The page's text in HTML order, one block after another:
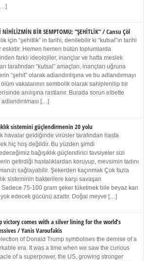
NİHİLİZMİN BİR SEMPTOMU; “ŞEHİTLİK” / Cansu Çöl
için “şehitlik” in tarihi, denilebilir ki “kutsal”ın tarihi
eskidir. Hemen hemen bütün toplumlarda
farklı ideolojiler, inançlar ve hatta meslek
tarafından “kutsal” amaçları, inançları uğruna
“şehit” olarak adlandırılışına ve bu adlandırmayı
vakalarının sembolik olarak sahiplenilip bir
anılışına rastlanır. Burada sorun elbette
[…]
sistemini güçlendirmenin 20 yolu
havalar geldiğinde virüsler tarafından hasta
hiç hoş değildir. Bu yüzden şimdi
bağışıklık güçlendirici tavsiyeler sizi
getirdiği hastalıklardan koruyup, mevsimin tadını
sağlayabilir. Şekerden kaçınmak Çok fazla
sisteminin bakterilere karşı savaşan
Sadece 75-100 gram şeker tüketmek bile beyaz kan
edecek gücünü azaltır. Doğal meyve […]
victory comes with a silver lining for the world’s
/ Yanis Varoufakis
of Donald Trump symbolises the demise of a
era. It was a time when we saw the curious
of a superpower, the US, growing stronger